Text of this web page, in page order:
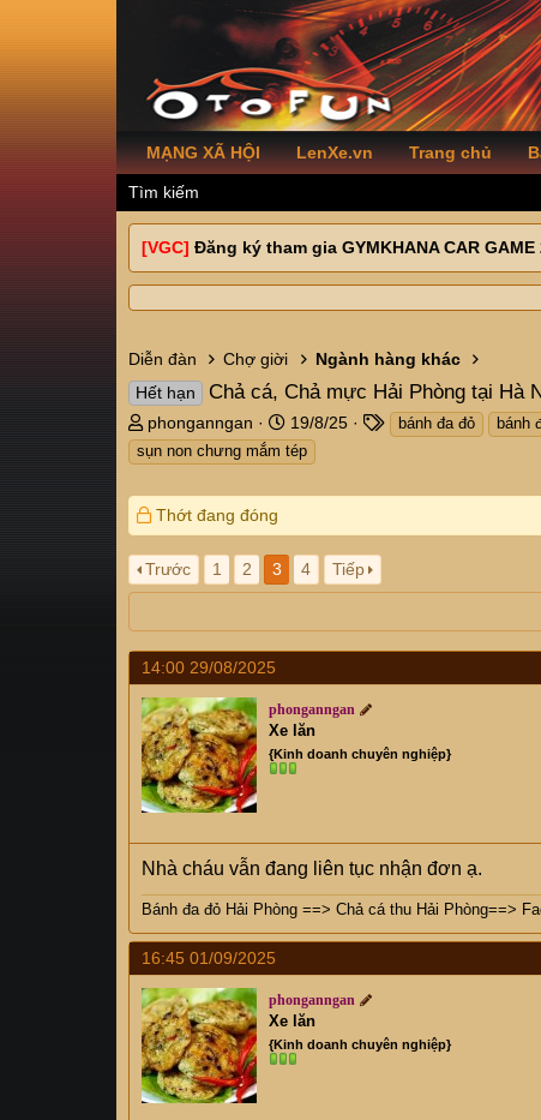
MẠNG XÃ HỘI LenXe.vn Trang chủ
Tìm kiếm
[VGC] Đăng ký tham gia GYMKHANA CAR GAME
Diễn đàn Chợ giời Ngành hàng khác
Hết hạn Chả cá, Chả mực Hải Phòng tại Hà
T
h
r
a
d
s
t
r
t
e
r
phonganngan
N
g
à
ử
19/8/25
Tbánh đa đỏ bánh
sụn non chưng mắm tép
Thớt đang đóng
Trước 1 2 3 4 Tiếp
14:00 29/08/2025
phonganngan
Xe lăn
{Kinh doanh chuyên nghiệp}
Nhà cháu vẫn đang liên tục nhận đơn ạ.
Bánh đa đỏ Hải Phòng ==> Chả cá thu Hải Phòng==>
16:45 01/09/2025
phonganngan
Xe lăn
{Kinh doanh chuyên nghiệp}